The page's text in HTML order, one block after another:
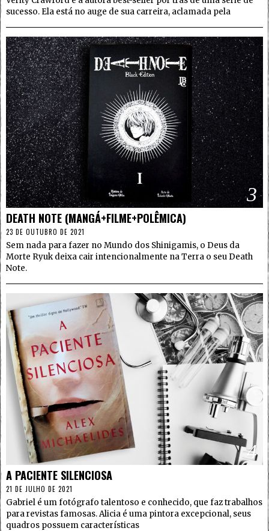
sucesso. Ela está no auge de sua carreira, aclamada pela
3
DEATH NOTE (MANGÁ+FILME+POLÊMICA)
23 DE OUTUBRO DE 2021
Sem nada para fazer no Mundo dos Shinigamis, o Deus da
Morte Ryuk deixa cair intencionalmente na Terra o seu Death
Note.
4
A PACIENTE SILENCIOSA
21 DE JULHO DE 2021
Gabriel é um fotógrafo talentoso e conhecido, que faz trabalhos
para revistas famosas. Alicia é uma pintora excepcional, seus
quadros possuem características